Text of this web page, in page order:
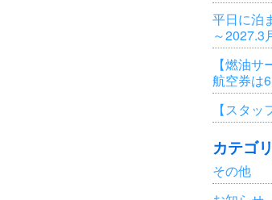
平日に泊
～2027.3
【燃油
航空券は
【スタ
カテゴ
その他